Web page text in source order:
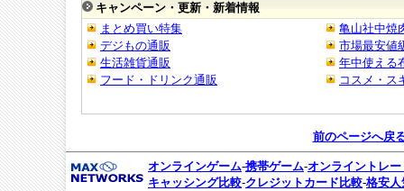
キャンペーン・更新・新着情報
前のページへ戻
オンラインゲーム-携帯ゲーム-オンライントレー
キャッシング比較-クレジットカード比較-格安人